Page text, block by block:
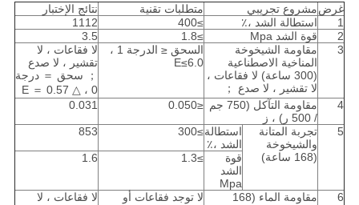
غرضمشروع تجريبي متطلبات تقنية
نتائج الإختبار
استطالة الشد ،٪
1112
قوة الشد Mpa
3.5
مقاومة الشيخوخة
المناخية الاصطناعية
(300 ساعة) لا فقاعات ،
لا تقشير ، لا صدع ；
السحق ≤ الدرجة 1 ،
E≤6.0
لا فقاعات ، لا
تقشير ، لا صدع
； سحق ＝ درجة
مقاومة التآكل (750 جم ≤0.050
0.031
تجربة المتانة
والشيخوخة
استطالة
الشد ،٪
≥300
853
قوة
الشد
Mpa
1.6
مقاومة الماء (168
لا توجد فقاعات أو
لا فقاعات ، لا